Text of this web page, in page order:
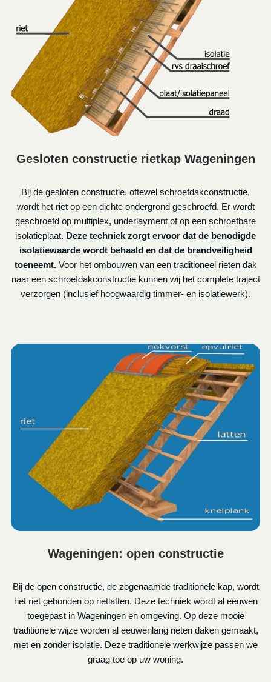
Gesloten constructie rietkap Wageningen
Bij de gesloten constructie, oftewel schroefdakconstructie,
wordt het riet op een dichte ondergrond geschroefd. Er wordt
geschroefd op multiplex, underlayment of op een schroefbare
isolatieplaat. Deze techniek zorgt ervoor dat de benodigde
isolatiewaarde wordt behaald en dat de brandveiligheid
toeneemt.Voor het ombouwen van een traditioneel rieten dak
naar een schroefdakconstructie kunnen wij het complete traject
verzorgen (inclusief hoogwaardig timmer- en isolatiewerk).
Wageningen: open constructie
Bij de open constructie, de zogenaamde traditionele kap, wordt
het riet gebonden op rietlatten. Deze techniek wordt al eeuwen
toegepast in Wageningen en omgeving. Op deze mooie
traditionele wijze worden al eeuwenlang rieten daken gemaakt,
met en zonder isolatie. Deze traditionele werkwijze passen we
graag toe op uw woning.